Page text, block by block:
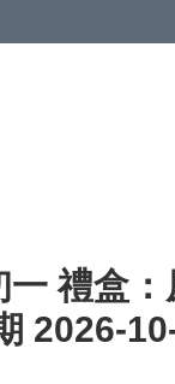
一 禮盒
2026-